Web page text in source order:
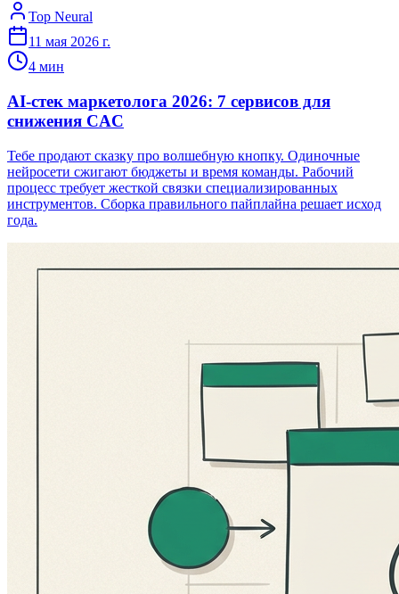
Top Neural
11 мая 2026 г.
4 мин
AI-стек маркетолога 2026: 7 сервисов для
снижения CAC
Тебе продают сказку про волшебную кнопку. Одиночные
нейросети сжигают бюджеты и время команды. Рабочий
процесс требует жесткой связки специализированных
инструментов. Сборка правильного пайплайна решает исход
года.